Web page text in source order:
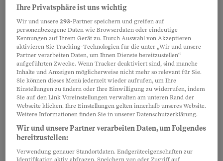
Gabriele Herfort
Babynahrung von Nestlé
Zuckerbomben im Schoppen
Nestlé vertreibt Nachtgetränke für
Kleinkinder – mit extrem hohem
Zuckeranteil.
Andrea Haefely
Paula wird Ärztin, Jason ein
Ihre Privatsphäre ist uns wichtig
Wir und unsere293-Partner speichern und greifen auf
personenbezogene Daten wie Browserdaten oder eindeutige
Kennungen auf Ihrem Gerät zu. Durch Auswahl von Akzeptieren
aktivieren Sie Tracking-Technologien für die unter „Wir und unsere
Partner verarbeiten Daten, um Ihnen Dienste bereitzustellen“
aufgeführten Zwecke. Wenn Tracker deaktiviert sind, sind manche
Inhalte und Anzeigen möglicherweise nicht mehr so relevant für Sie.
Sie können dieses Menü jederzeit wieder aufrufen, um Ihre
Einstellungen zu ändern oder Ihre Einwilligung zu widerrufen, indem
Sie auf den Link Voreinstellungen verwalten am unteren Rand der
Webseite klicken. Ihre Einstellungen gelten innerhalb unseres Website.
Weitere Informationen finden Sie in unserer Datenschutzerklärung.
Wir und unsere Partner verarbeiten Daten, um Folgendes
bereitzustellen:
Verwendung genauer Standortdaten. Endgeräteeigenschaften zur